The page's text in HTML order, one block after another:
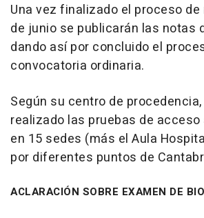
Una vez finalizado el proceso de
de junio se publicarán las notas
dando así por concluido el
convocatoria ordinaria.
Según su centro de
realizado las pruebas de
en 15 sedes (más el Aula
por diferentes puntos de
ACLARACIÓN SOBRE EXAMEN DE